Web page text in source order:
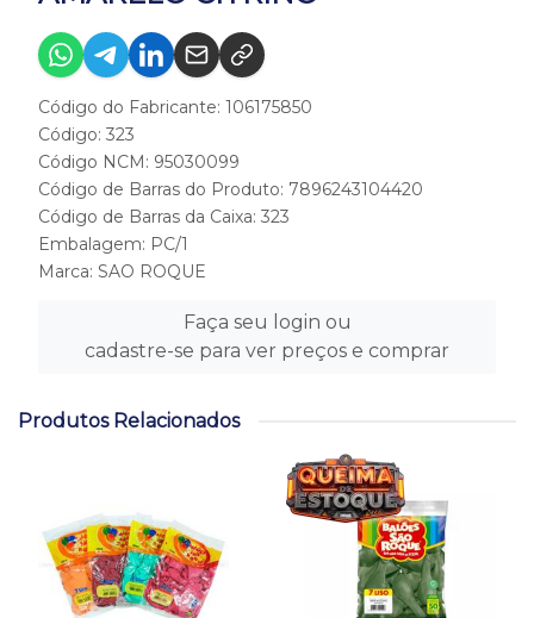
Código do Fabricante: 106175850
Código: 323
Código NCM: 95030099
Código de Barras do Produto: 7896243104420
Código de Barras da Caixa: 323
Embalagem: PC/1
Marca: SAO ROQUE
Faça seu login ou
cadastre-se para ver preços e comprar
Produtos Relacionados